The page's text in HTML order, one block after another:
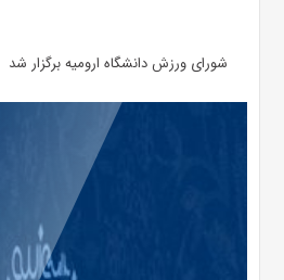
شورای ورزش دانشگاه ارومیه برگزار شد